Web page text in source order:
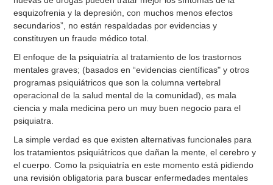
esquizofrenia y la depresión, con muchos menos efectos
secundarios”, no están respaldadas por evidencias y
constituyen un fraude médico total.
El enfoque de la psiquiatría al tratamiento de los trastornos
mentales graves; (basados en “evidencias científicas" y otros
programas psiquiátricos que son la columna vertebral
operacional de la salud mental de la comunidad), es mala
ciencia y mala medicina pero un muy buen negocio para el
psiquiatra.
La simple verdad es que existen alternativas funcionales para
los tratamientos psiquiátricos que dañan la mente, el cerebro y
el cuerpo. Como la psiquiatría en este momento está pidiendo
una revisión obligatoria para buscar enfermedades mentales